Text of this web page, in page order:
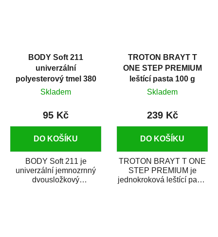
BODY Soft 211
univerzální
polyesterový tmel 380
g
Skladem
95 Kč
DO KOŠÍKU
BODY Soft 211 je
univerzální jemnozrnný
dvousložkový
TROTON BRAYT T
ONE STEP PREMIUM
leštící pasta 100 g
Skladem
239 Kč
DO KOŠÍKU
TROTON BRAYT T ONE
STEP PREMIUM je
jednokroková leštící pasta